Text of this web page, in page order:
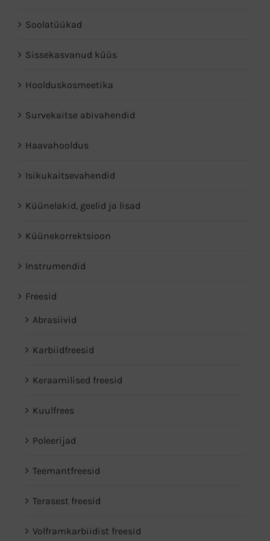
Soolatüükad
Sissekasvanud küüs
Hoolduskosmeetika
Survekaitse abivahendid
Haavahooldus
Isikukaitsevahendid
Küünelakid, geelid ja lisad
Küünekorrektsioon
Instrumendid
Freesid
Abrasiivid
Karbiidfreesid
Keraamilised freesid
Kuulfrees
Poleerijad
Teemantfreesid
Terasest freesid
Volframkarbiidist freesid